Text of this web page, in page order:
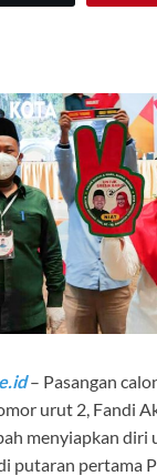
– Pasangan
urut 2, Fandi
menyiapkan diri
putaran pertama